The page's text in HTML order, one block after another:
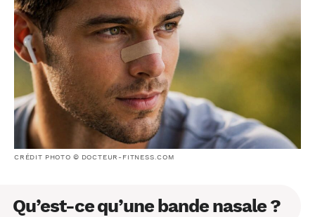
CRÉDIT PHOTO © DOCTEUR-FITNESS.COM
Qu’est-ce qu’une bande nasale ?